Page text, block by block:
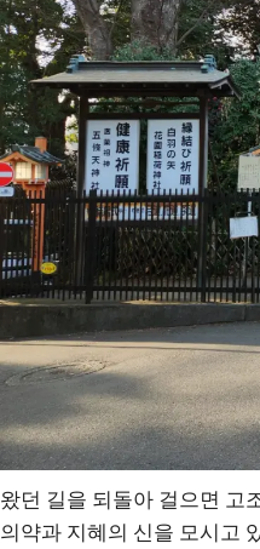
왔던 길을 되돌아 걸으면 고
의약과 지혜의 신을 모시고